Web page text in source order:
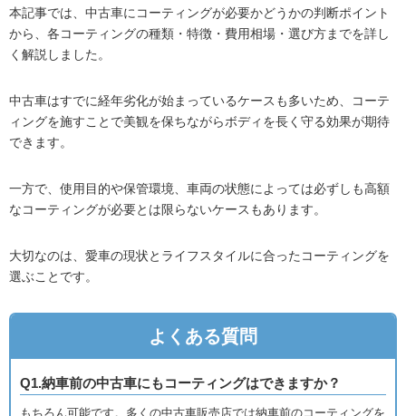
本記事では、中古車にコーティングが必要かどうかの判断ポイント
から、各コーティングの種類・特徴・費用相場・選び方までを詳し
く解説しました。
中古車はすでに経年劣化が始まっているケースも多いため、コーテ
ィングを施すことで美観を保ちながらボディを長く守る効果が期待
できます。
一方で、使用目的や保管環境、車両の状態によっては必ずしも高額
なコーティングが必要とは限らないケースもあります。
大切なのは、愛車の現状とライフスタイルに合ったコーティングを
選ぶことです。
よくある質問
Q1.納車前の中古車にもコーティングはできますか？
もちろん可能です。多くの中古車販売店では納車前のコーティングを